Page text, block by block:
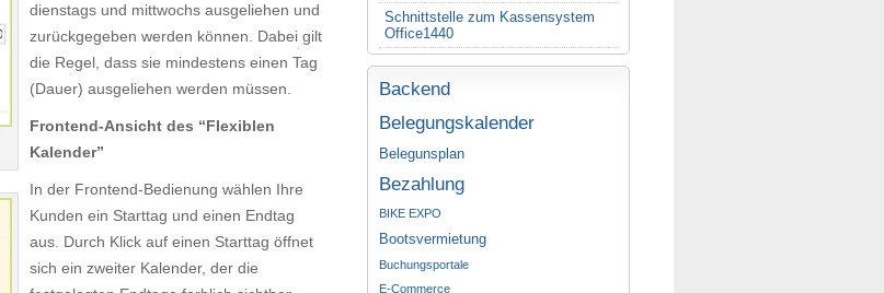
Schnittstelle zum Kassensystem
Office1440
Backend
Belegungskalender
Belegunsplan
Bezahlung
BIKE EXPO
Bootsvermietung
Buchungsportale
E-Commerce
dienstags und mittwochs ausgeliehen und
zurückgegeben werden können. Dabei gilt
die Regel, dass sie mindestens einen Tag
(Dauer) ausgeliehen werden müssen.
Frontend-Ansicht des “Flexiblen
Kalender”
In der Frontend-Bedienung wählen Ihre
Kunden ein Starttag und einen Endtag
aus. Durch Klick auf einen Starttag öffnet
sich ein zweiter Kalender, der die